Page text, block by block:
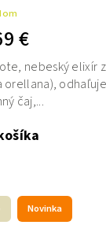
€
nebeský elixír
orellana),
čaj,...
Novinka